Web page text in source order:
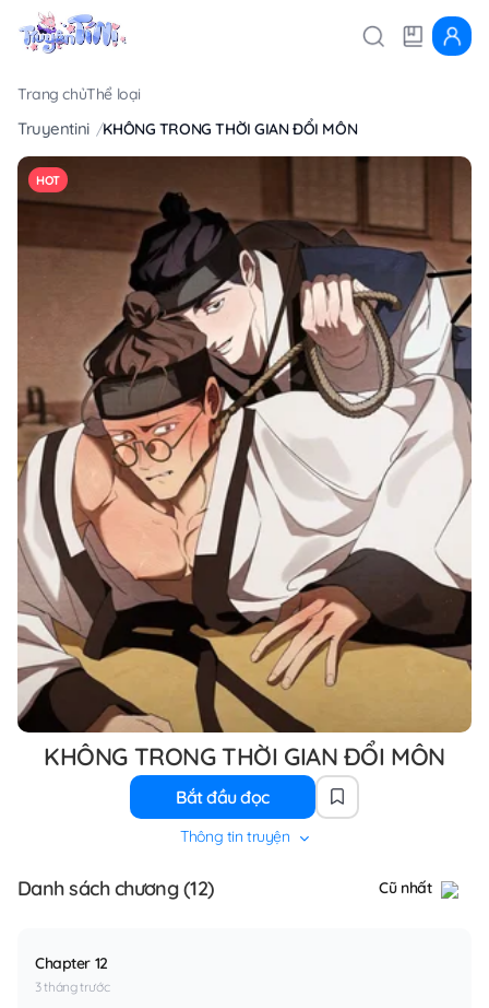
Trang chủThể loại
Truyentini KHÔNG TRONG THỜI GIAN ĐỔI MÔN
HOT
KHÔNG TRONG THỜI GIAN ĐỔI MÔN
Bắt đầu đọc
Thông tin truyện
Danh sách chương (12) Cũ nhất
Chapter 12
3 tháng trước